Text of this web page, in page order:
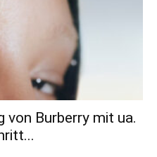
von Burberry mit ua.